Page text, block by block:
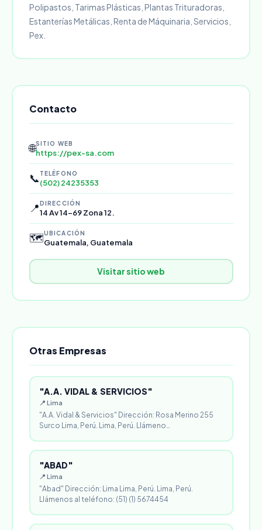
Polipastos, Tarimas Plásticas, Plantas Trituradoras,
Estanterías Metálicas, Renta de Máquinaria, Servicios,
Pex.
Contacto
🌐SITIO WEB
https://pex-sa.com
📞 TELÉFONO
(502) 24235353
📍DIRECCIÓN
14 Av 14-69 Zona 12.
🗺️UBICACIÓN
Guatemala, Guatemala
Visitar sitio web
Otras Empresas
"A.A. VIDAL & SERVICIOS"
📍 Lima
"A.A. Vidal & Servicios" Dirección: Rosa Merino 255
Surco Lima, Perú. Lima, Perú. Llámeno…
"ABAD"
📍 Lima
"Abad" Dirección: Lima Lima, Perú. Lima, Perú.
Llámenos al teléfono: (51) (1) 5674454